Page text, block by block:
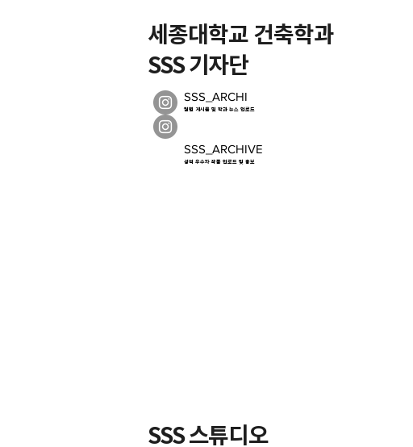
세종대학교 건축학과
SSS 기자단
SSS_ARCHI
SSS_ARCHIVE
월별 게시물 및 학과 뉴스 업로드
성적 우수자 작품 업로드 및 홍보
SSS 스튜디오